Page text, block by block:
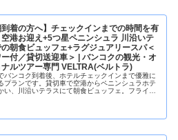
到着の方へ】チェックインまでの時間を有
港お迎え+5つ星ペニンシュラ 川沿いテ
朝食ビュッフェ+ラグジュアリースパ＜
付／貸切送迎車＞ | バンコクの観光・オ
ナルツアー専門 VELTRA(ベルトラ)
バンコク到着後、ホテルチェックインまで優雅に
プランです。貸切車で空港からペニンシュラホテ
い、川沿いテラスにて朝食ビュッフェ。フライト